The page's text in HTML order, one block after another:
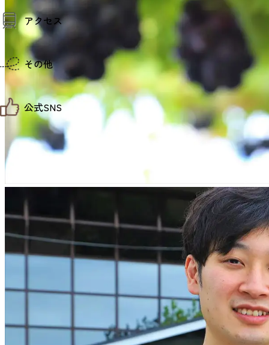
観光案内
お役立ち情報
観光アプリ
仙台観光マップ
アクセス
仙台までの経路検索
市内の交通情報
お得なチケット
その他
お知らせ
お問い合わせ
教育旅行
観光マップ
せんだい旅日和とは
サイト利用規約
公式SNS
せんだい旅日和 X
せんだい旅日和 Instagram
仙台旅先体験コレクション Facebook
仙台旅先体験コレクション Instagaram